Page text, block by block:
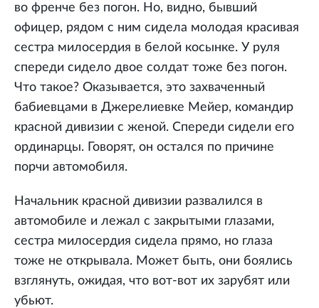
во френче без погон. Но, видно, бывший
офицер, рядом с ним сидела молодая красивая
сестра милосердия в белой косынке. У руля
спереди сидело двое солдат тоже без погон.
Что такое? Оказывается, это захваченный
бабиевцами в Джерелиевке Мейер, командир
красной дивизии с женой. Спереди сидели его
ординарцы. Говорят, он остался по причине
порчи автомобиля.
Начальник красной дивизии развалился в
автомобиле и лежал с закрытыми глазами,
сестра милосердия сидела прямо, но глаза
тоже не открывала. Может быть, они боялись
взглянуть, ожидая, что вот-вот их зарубят или
убьют.